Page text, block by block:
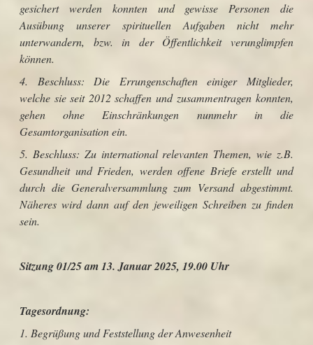
gesichert werden konnten und gewisse Personen die
Ausübung unserer spirituellen Aufgaben nicht mehr
unterwandern, bzw. in der Öffentlichkeit verunglimpfen
können.
4. Beschluss: Die Errungenschaften einiger Mitglieder,
welche sie seit 2012 schaffen und zusammentragen konnten,
gehen ohne Einschränkungen nunmehr in die
Gesamtorganisation ein.
5. Beschluss: Zu international relevanten Themen, wie z.B.
Gesundheit und Frieden, werden offene Briefe erstellt und
durch die Generalversammlung zum Versand abgestimmt.
Näheres wird dann auf den jeweiligen Schreiben zu finden
sein.
Sitzung 01/25 am 13. Januar 2025, 19.00 Uhr
Tagesordnung:
1. Begrüßung und Feststellung der Anwesenheit